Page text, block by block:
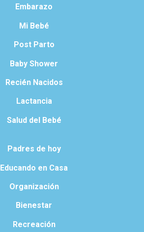
Embarazo
Mi Bebé
Post Parto
Baby Shower
Recién Nacidos
Lactancia
Salud del Bebé
Padres de hoy
Educando en Casa
Organización
Bienestar
Recreación